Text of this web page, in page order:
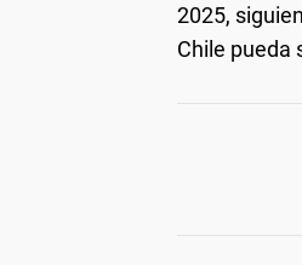
2025,
Chile pueda